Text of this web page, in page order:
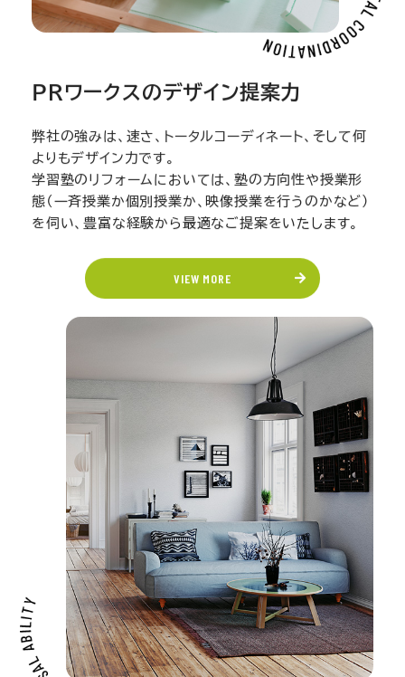
PRワークスのデザイン提案力
弊社の強みは、速さ、トータルコーディネート、そして何
よりもデザイン力です。
学習塾のリフォームにおいては、塾の方向性や授業形
態（一斉授業か個別授業か、映像授業を行うのかなど）
を伺い、豊富な経験から最適なご提案をいたします。
VIEW MORE